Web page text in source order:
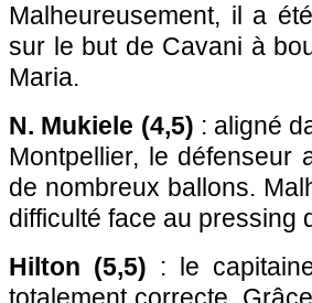
Malheureusement, il a
sur le but de Cavani à
Maria.
N. Mukiele (4,5) : aligné
Montpellier, le défenseur
de nombreux ballons.
difficulté face au pressing
Hilton (5,5) : le